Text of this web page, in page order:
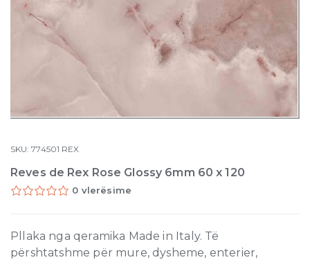
SKU:774501 REX
Reves de Rex Rose Glossy 6mm 60 x 120
0 vlerësime
Pllaka nga qeramika Made in Italy. Të
përshtatshme për mure, dysheme, enterier,